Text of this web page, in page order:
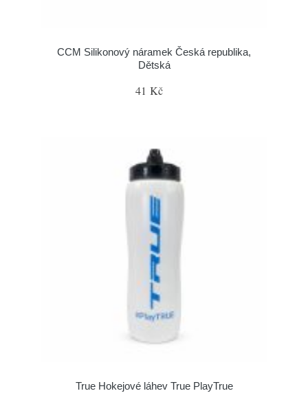
CCM Silikonový náramek Česká republika,
Dětská
41 Kč
True Hokejové láhev True PlayTrue